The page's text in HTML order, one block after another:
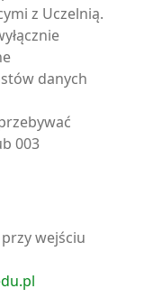
z Uczelnią.
danych
003
wejściu